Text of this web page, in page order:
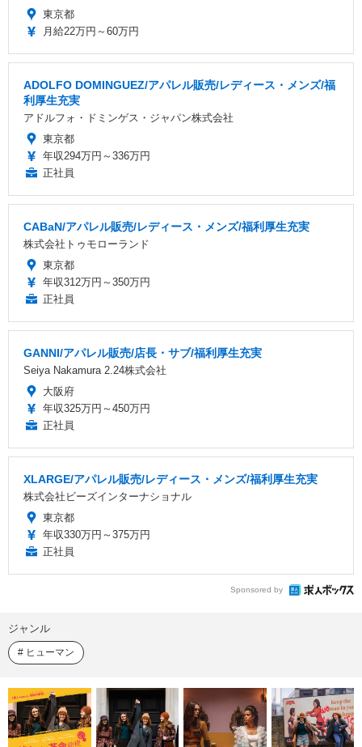
東京都
月給22万円～60万円
ADOLFO DOMINGUEZ/アパレル販売/レディース・メンズ/福
利厚生充実
アドルフォ・ドミンゲス・ジャパン株式会社
東京都
年収294万円～336万円
正社員
CABaN/アパレル販売/レディース・メンズ/福利厚生充実
株式会社トゥモローランド
東京都
年収312万円～350万円
正社員
GANNI/アパレル販売/店長・サブ/福利厚生充実
Seiya Nakamura 2.24株式会社
大阪府
年収325万円～450万円
正社員
XLARGE/アパレル販売/レディース・メンズ/福利厚生充実
株式会社ビーズインターナショナル
東京都
年収330万円～375万円
正社員
Sponsored by
ジャンル
ヒューマン